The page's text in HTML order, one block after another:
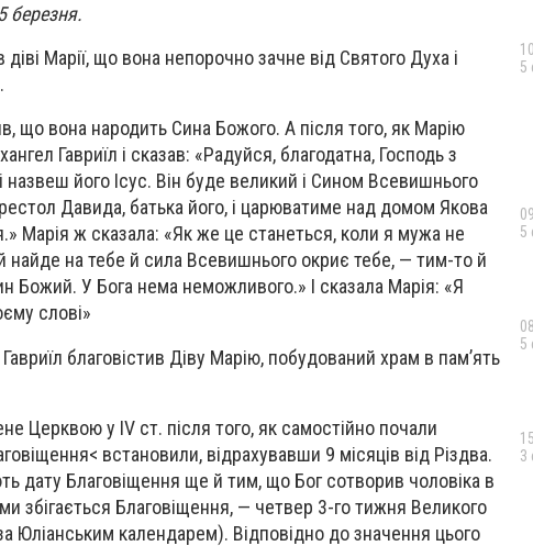
березня.
Марії, що вона непорочно зачне від Cвятого Духа і
що вона народить Сина Божого. А після того, як Марію
Гавриїл і сказав: «Радуйся, благодатна, Господь з
його Ісус. Він буде великий і Сином Всевишнього
Давида, батька його, і царюватиме над домом Якова
Марія ж сказала: «Як же це станеться, коли я мужа не
найде на тебе й сила Всевишнього окриє тебе, — тим-то й
Божий. У Бога нема неможливого.» І сказала Марія: «Я
слові»
благовістив Діву Марію, побудований храм в пам’ять
Церквою у IV ст. після того, як самостійно почали
встановили, відрахувавши 9 місяців від Різдва.
дату Благовіщення ще й тим, що Бог сотворив чоловіка в
збігається Благовіщення, — четвер 3-го тижня Великого
Юліанським календарем). Відповідно до значення цього
5
5
5
3